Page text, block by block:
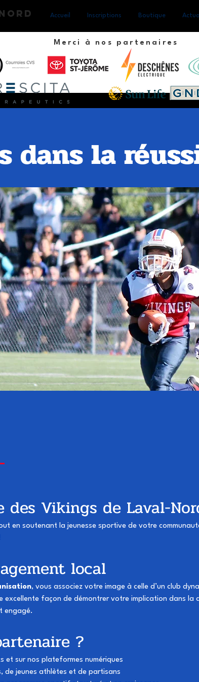
Accueil Inscriptions Boutique
Merci à nos partenaires
dans la
des Vikings de Laval-
en soutenant la jeunesse sportive de votre
local
, vous associez votre image à celle d’un club
excellente façon de démontrer votre implication dans
engagé.
?
et sur nos plateformes numériques
de jeunes athlètes et de partisans